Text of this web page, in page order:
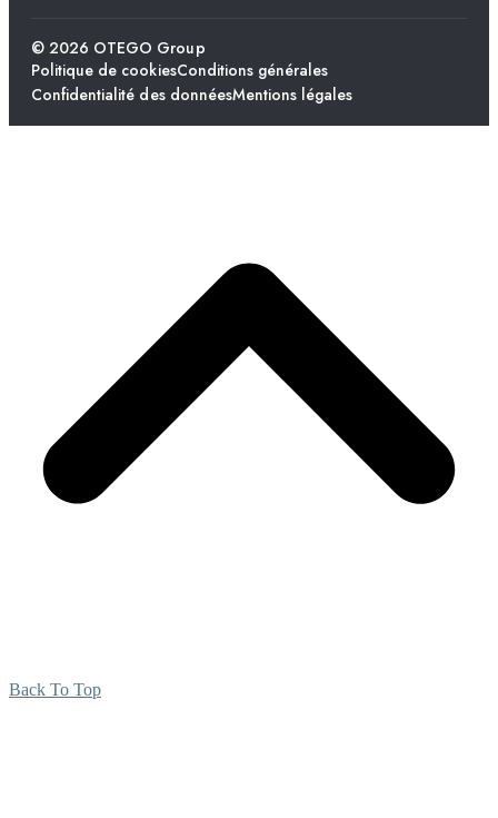
© 2026 OTEGO Group
Politique de cookiesConditions générales
Confidentialité des donnéesMentions légales
Back To Top